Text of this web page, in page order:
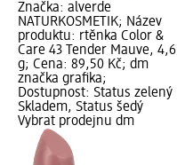
Značka: alverde
NATURKOSMETIK; Název
produktu: rtěnka Color &
Care 43 Tender Mauve, 4,6
g; Cena: 89,50 Kč; dm
značka grafika;
Dostupnost: Status zelený
Skladem, Status šedý
Vybrat prodejnu dm